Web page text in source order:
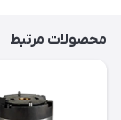
محصولات مرتبط